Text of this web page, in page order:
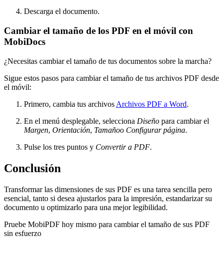
Descarga el documento.
Cambiar el tamaño de los PDF en el móvil con
MobiDocs
¿Necesitas cambiar el tamaño de tus documentos sobre la marcha?
Sigue estos pasos para cambiar el tamaño de tus archivos PDF desde
el móvil:
Primero, cambia tus archivos Archivos PDF a Word.
En el menú desplegable, selecciona Diseño para cambiar el
Margen, Orientación, Tamañoo Configurar página.
Pulse los tres puntos y Convertir a PDF.
Conclusión
Transformar las dimensiones de sus PDF es una tarea sencilla pero
esencial, tanto si desea ajustarlos para la impresión, estandarizar su
documento u optimizarlo para una mejor legibilidad.
Pruebe MobiPDF hoy mismo para cambiar el tamaño de sus PDF
sin esfuerzo